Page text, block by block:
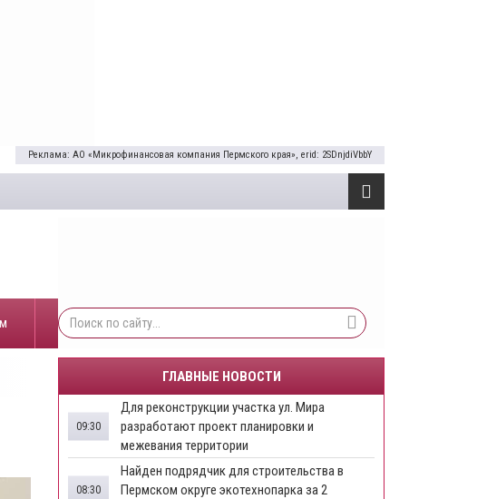
Реклама: АО «Микрофинансовая компания Пермского края», erid: 2SDnjdiVbbY
ГЛАВНЫЕ НОВОСТИ
Для реконструкции участка ул. Мира
разработают проект планировки и
межевания территории
09:30
Найден подрядчик для строительства в
Пермском округе экотехнопарка за 2
08:30